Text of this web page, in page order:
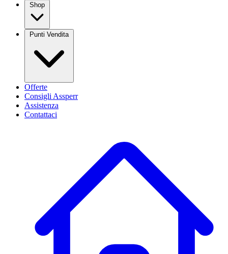
Shop
Punti Vendita
Offerte
Consigli Assperr
Assistenza
Contattaci